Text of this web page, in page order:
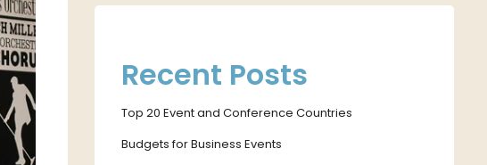
Recent Posts
Top 20 Event and Conference Countries
Budgets for Business Events